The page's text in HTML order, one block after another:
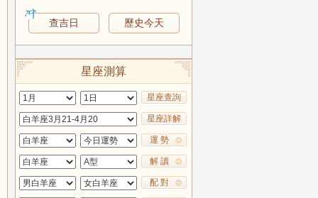
查吉日 歷史今天
星座測算
星座查詢
星座詳解
運 勢
解 讀
配 對